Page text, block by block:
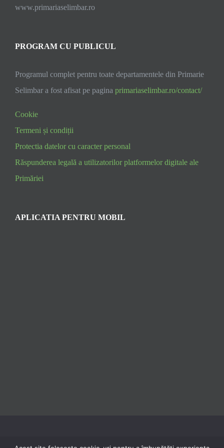
www.primariaselimbar.ro
PROGRAM CU PUBLICUL
Programul complet pentru toate departamentele din Primarie
Selimbar a fost afisat pe pagina primariaselimbar.ro/contact/
Cookie
Termeni și condiții
Protectia datelor cu caracter personal
Răspunderea legală a utilizatorilor platformelor digitale ale
Primăriei
APLICATIA PENTRU MOBIL